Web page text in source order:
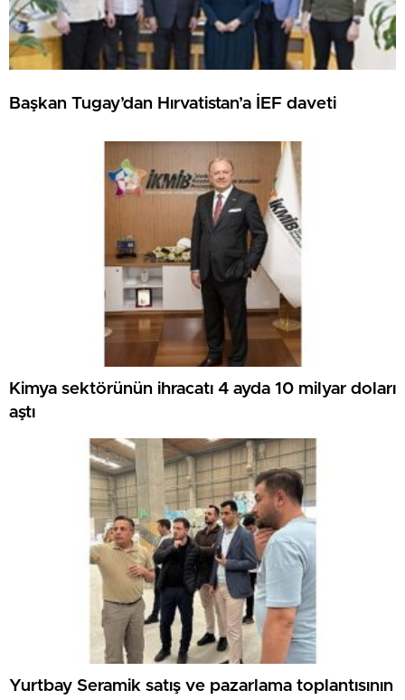
Başkan Tugay’dan Hırvatistan’a İEF daveti
Kimya sektörünün ihracatı 4 ayda 10 milyar doları
aştı
Yurtbay Seramik satış ve pazarlama toplantısının